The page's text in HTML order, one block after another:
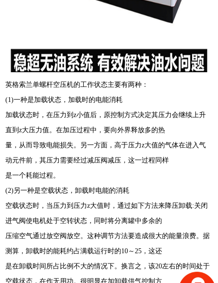
英格索兰单螺杆空压机的工作状态主要有两种：
(1)一种是加载状态，加载时的电能消耗
加载状态时，在压力到z小值后，原控制方式决定其压力会继续上升
直到z大压力值。在加压过程中，要向外界释放多的热
量，从而导致电能损失。另一方面，高于压力z大值的气体在进入气
动元件前，其压力需要经过减压阀减压，这一过程同样
是一个耗能过程。
(2)另一种是空载状态，卸载时电能的消耗
空载状态时，当压力到压力z大值时，通过如下方法来降压卸载:关闭
进气阀使电机处于空转状态，同时将分离罐中多余的
压缩空气通过放空阀放空。这种调节方法要造成很大的能量浪费。据
测算，卸载时的能耗约占满载运行时的10～25，这还
是在卸载时间所占比例不大的情况下。换言之，该20左右的时间处于
空载状态，在作无用功。很明显在加卸载供气控制方